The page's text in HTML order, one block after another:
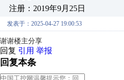
注册：2019年9月25日
发表于：2025-04-27 19:00:53
谢谢楼主分享
回复 引用 举报
回复本条